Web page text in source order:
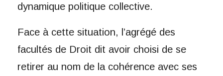
dynamique politique collective.
Face à cette situation, l’agrégé des
facultés de Droit dit avoir choisi de se
retirer au nom de la cohérence avec ses